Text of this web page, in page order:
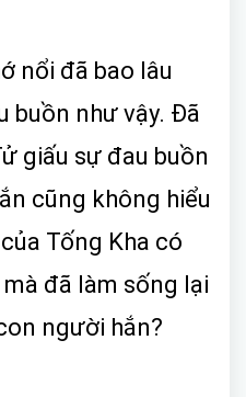
nổi đã bao lâu
buồn như vậy. Đã
giấu sự đau buồn
cũng không hiểu
Tống Kha có
đã làm sống lại
người hắn?